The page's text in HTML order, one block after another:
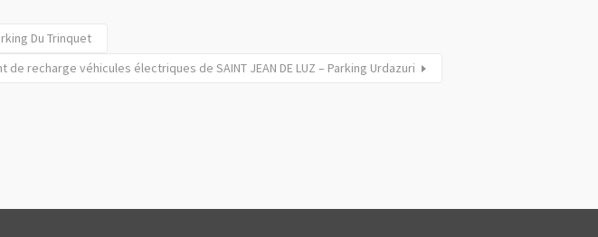
Du Trinquet
de recharge véhicules électriques de SAINT JEAN DE LUZ – Parking Urdazuri